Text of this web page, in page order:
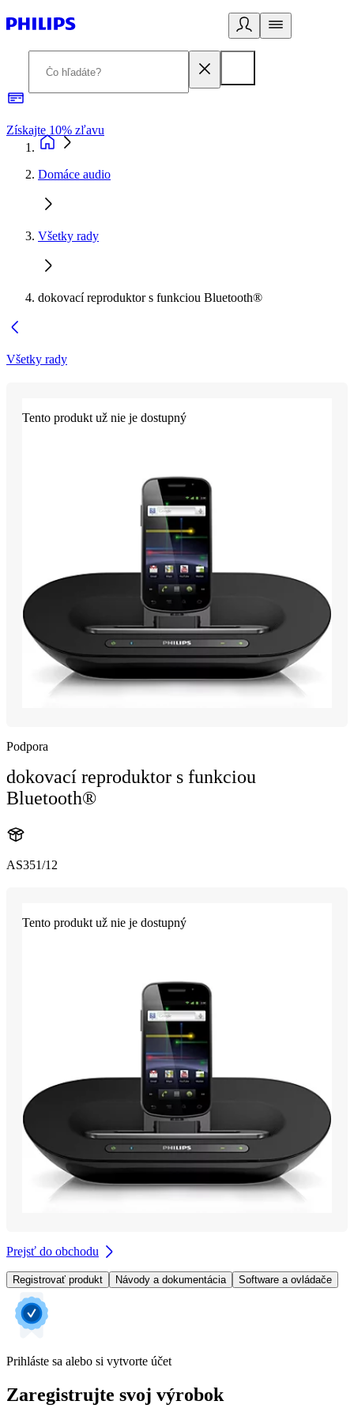
Získajte 10% zľavu
Domáce audio
Všetky rady
dokovací reproduktor s funkciou Bluetooth®
Všetky rady
Tento produkt už nie je dostupný
Podpora
dokovací reproduktor s funkciou
Bluetooth®
AS351/12
Tento produkt už nie je dostupný
Prejsť do obchodu
Registrovať produkt Návody a dokumentácia Software a ovládače
Prihláste sa alebo si vytvorte účet
Zaregistrujte svoj výrobok